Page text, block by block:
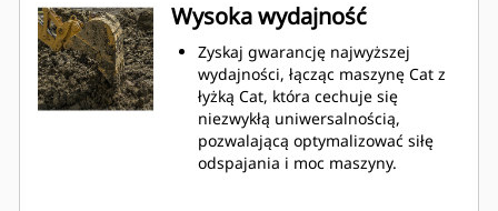
Wysoka wydajność
Zyskaj gwarancję najwyższej
wydajności, łącząc maszynę Cat z
łyżką Cat, która cechuje się
niezwykłą uniwersalnością,
pozwalającą optymalizować siłę
odspajania i moc maszyny.